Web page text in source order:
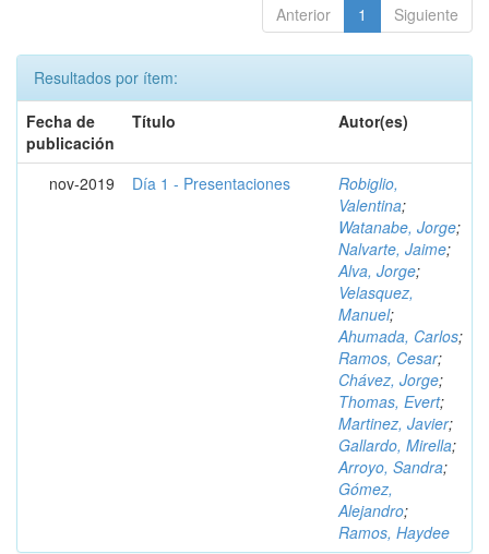
Anterior 1 Siguiente
Resultados por ítem:
Fecha de
publicación
Título Autor(es)
nov-2019 Día 1 - Presentaciones
Robiglio,
Valentina;
Watanabe, Jorge;
Nalvarte, Jaime;
Alva, Jorge;
Velasquez,
Manuel;
Ahumada, Carlos;
Ramos, Cesar;
Chávez, Jorge;
Thomas, Evert;
Martinez, Javier;
Gallardo, Mirella;
Arroyo, Sandra;
Gómez,
Alejandro;
Ramos, Haydee